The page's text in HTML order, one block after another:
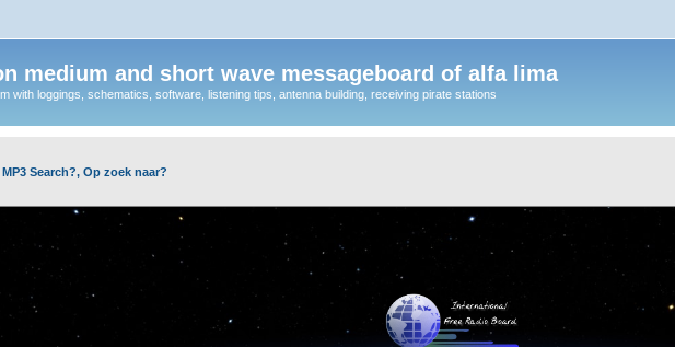
medium and short wave messageboard of alfa lima
with loggings, schematics, software, listening tips, antenna building, receiving pirate stations
MP3 Search?, Op zoek naar?